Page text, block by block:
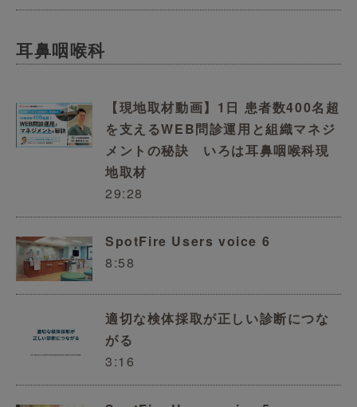
耳鼻咽喉科
【現地取材動画】1日 患者数400名超
を支えるWEB問診運用と組織マネジ
メントの秘訣 いろは耳鼻咽喉科現
地取材
29:28
SpotFire Users voice 6
8:58
適切な検体採取が正しい診断につな
がる
3:16